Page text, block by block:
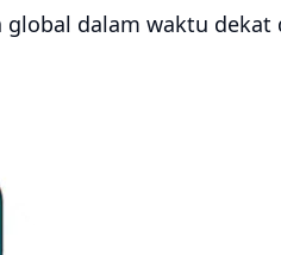
dalam waktu dekat